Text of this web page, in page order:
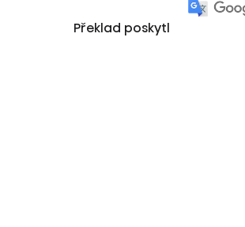
Překlad poskytl